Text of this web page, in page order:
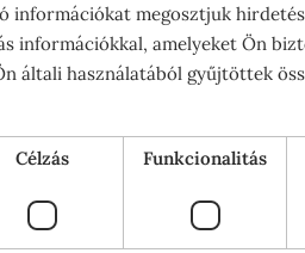
vegyünk figyelembe,
készíteni, mennyire
információkat megosztjuk
információkkal, amelyeket Ön
általi használatából gyűjtöttek
Célzás Funkcionalitás